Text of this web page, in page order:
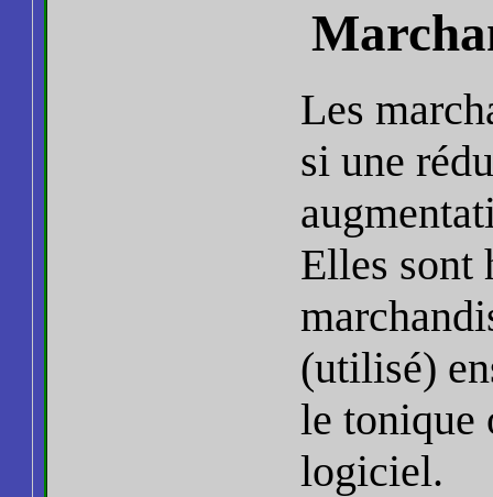
Les
si une
Elles sont
(utilisé)
le tonique
logiciel.